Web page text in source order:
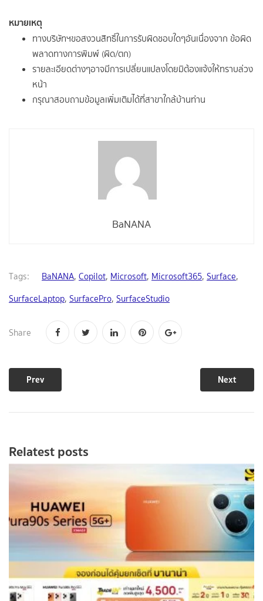
หมายเหตุ
ทางบริษัทฯขอสงวนสิทธิ์ในการรับผิดชอบใดๆอันเนื่องจาก ข้อผิด
พลาดทางการพิมพ์ (ผิด/ตก)
รายละเอียดต่างๆอาจมีการเปลี่ยนแปลงโดยมิต้องแจ้งให้ทราบล่วง
หน้า
กรุณาสอบถามข้อมูลเพิ่มเติมได้ที่สาขาใกล้บ้านท่าน
BaNANA
Tags: BaNANA, Copilot, Microsoft, Microsoft365, Surface,
SurfaceLaptop, SurfacePro, SurfaceStudio
Share
Prev Next
Relatest posts